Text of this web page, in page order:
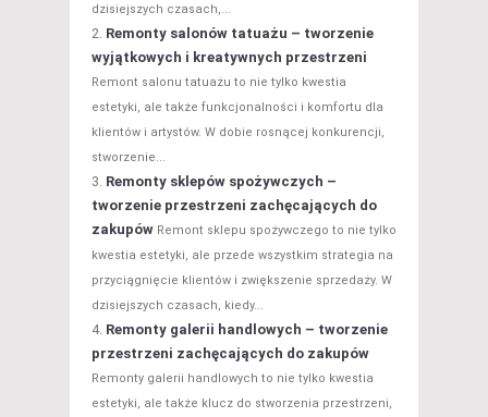
dzisiejszych czasach,...
Remonty salonów tatuażu – tworzenie
wyjątkowych i kreatywnych przestrzeni
Remont salonu tatuażu to nie tylko kwestia
estetyki, ale także funkcjonalności i komfortu dla
klientów i artystów. W dobie rosnącej konkurencji,
stworzenie...
Remonty sklepów spożywczych –
tworzenie przestrzeni zachęcających do
zakupów Remont sklepu spożywczego to nie tylko
kwestia estetyki, ale przede wszystkim strategia na
przyciągnięcie klientów i zwiększenie sprzedaży. W
dzisiejszych czasach, kiedy...
Remonty galerii handlowych – tworzenie
przestrzeni zachęcających do zakupów
Remonty galerii handlowych to nie tylko kwestia
estetyki, ale także klucz do stworzenia przestrzeni,